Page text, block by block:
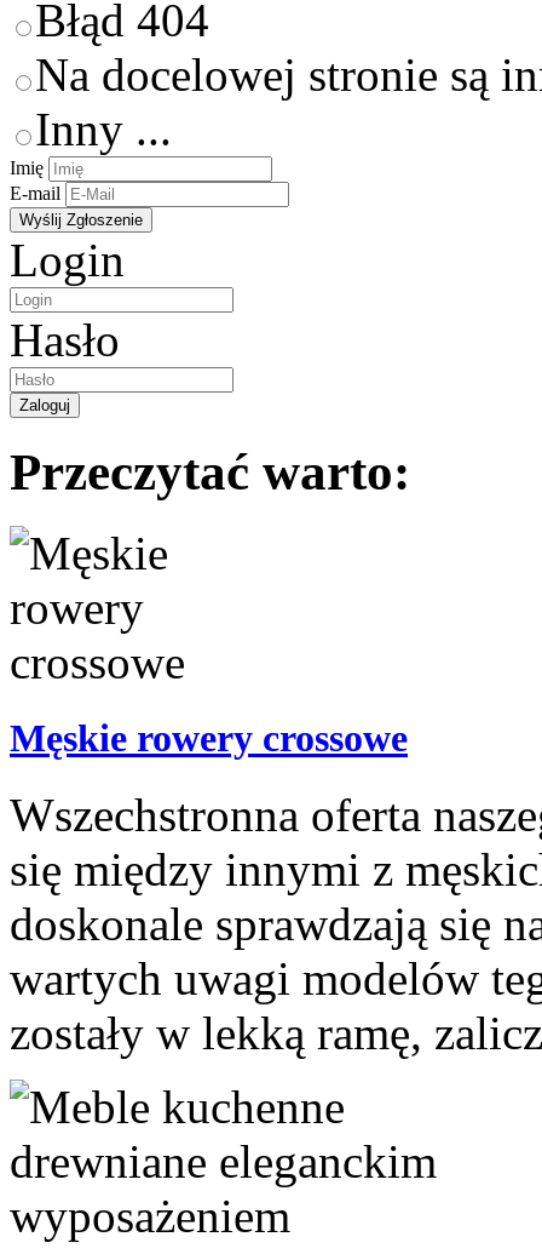
Błąd 404
Na docelowej stronie są
Inny ...
Imię
E-mail
Login
Hasło
Przeczytać warto:
Męskie rowery crossowe
Wszechstronna oferta
się między innymi z
doskonale sprawdzają się
wartych uwagi modelów
zostały w lekką ramę,